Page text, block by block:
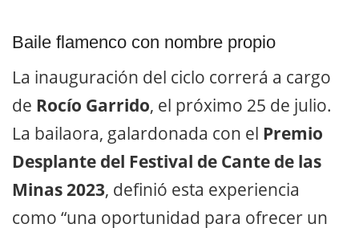
Baile flamenco con nombre propio
La inauguración del ciclo correrá a cargo
de Rocío Garrido, el próximo 25 de julio.
La bailaora, galardonada con el Premio
Desplante del Festival de Cante de las
Minas 2023, definió esta experiencia
como “una oportunidad para ofrecer un